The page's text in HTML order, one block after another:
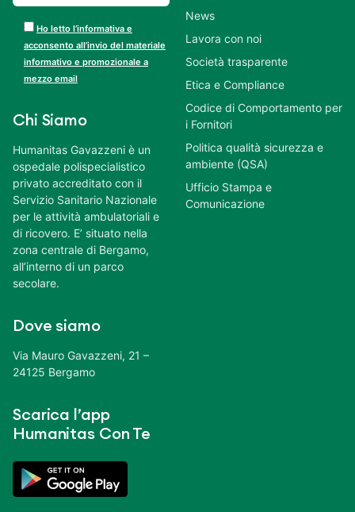
Ho letto l’informativa e
acconsento all’invio del materiale
informativo e promozionale a
mezzo email
Chi Siamo
Humanitas Gavazzeni è un
ospedale polispecialistico
privato accreditato con il
Servizio Sanitario Nazionale
per le attività ambulatoriali e
di ricovero. E’ situato nella
zona centrale di Bergamo,
all’interno di un parco
secolare.
Dove siamo
Via Mauro Gavazzeni, 21 –
24125 Bergamo
Scarica l’app
Humanitas Con Te
News
Lavora con noi
Società trasparente
Etica e Compliance
Codice di Comportamento per
i Fornitori
Politica qualità sicurezza e
ambiente (QSA)
Ufficio Stampa e
Comunicazione